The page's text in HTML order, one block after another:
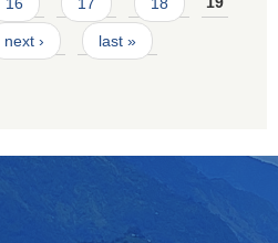
next › last »